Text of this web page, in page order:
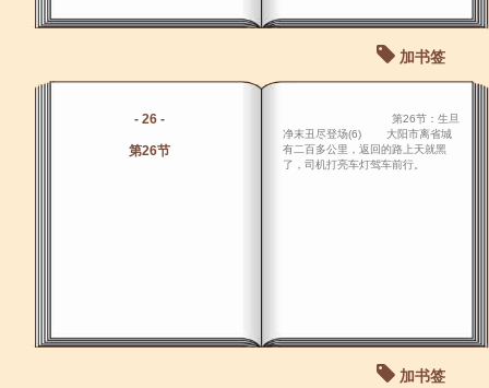
加书签
- 26 -
第26节
第26节：生旦
净末丑尽登场(6) 大阳市离省城
有二百多公里，返回的路上天就黑
了，司机打亮车灯驾车前行。
加书签